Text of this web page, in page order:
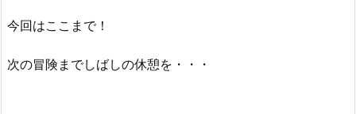
今回はここまで！
次の冒険までしばしの休憩を・・・